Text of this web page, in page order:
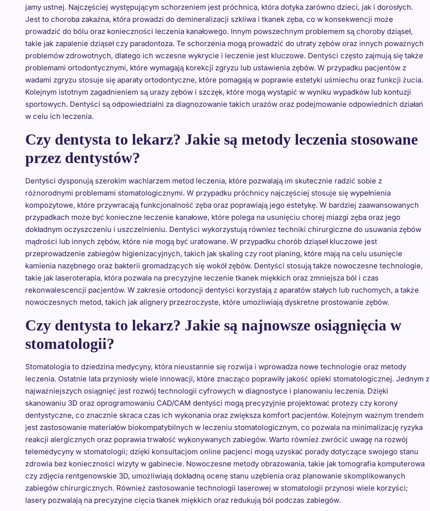
jamy ustnej. Najczęściej występującym schorzeniem jest próchnica, która dotyka zarówno dzieci, jak i dorosłych.
Jest to choroba zakaźna, która prowadzi do demineralizacji szkliwa i tkanek zęba, co w konsekwencji może
prowadzić do bólu oraz konieczności leczenia kanałowego. Innym powszechnym problemem są choroby dziąseł,
takie jak zapalenie dziąseł czy paradontoza. Te schorzenia mogą prowadzić do utraty zębów oraz innych poważnych
problemów zdrowotnych, dlatego ich wczesne wykrycie i leczenie jest kluczowe. Dentyści często zajmują się także
problemami ortodontycznymi, które wymagają korekcji zgryzu lub ustawienia zębów. W przypadku pacjentów z
wadami zgryzu stosuje się aparaty ortodontyczne, które pomagają w poprawie estetyki uśmiechu oraz funkcji żucia.
Kolejnym istotnym zagadnieniem są urazy zębów i szczęk, które mogą wystąpić w wyniku wypadków lub kontuzji
sportowych. Dentyści są odpowiedzialni za diagnozowanie takich urazów oraz podejmowanie odpowiednich działań
w celu ich leczenia.
Czy dentysta to lekarz? Jakie są metody leczenia stosowane
przez dentystów?
Dentyści dysponują szerokim wachlarzem metod leczenia, które pozwalają im skutecznie radzić sobie z
różnorodnymi problemami stomatologicznymi. W przypadku próchnicy najczęściej stosuje się wypełnienia
kompozytowe, które przywracają funkcjonalność zęba oraz poprawiają jego estetykę. W bardziej zaawansowanych
przypadkach może być konieczne leczenie kanałowe, które polega na usunięciu chorej miazgi zęba oraz jego
dokładnym oczyszczeniu i uszczelnieniu. Dentyści wykorzystują również techniki chirurgiczne do usuwania zębów
mądrości lub innych zębów, które nie mogą być uratowane. W przypadku chorób dziąseł kluczowe jest
przeprowadzenie zabiegów higienizacyjnych, takich jak skaling czy root planing, które mają na celu usunięcie
kamienia nazębnego oraz bakterii gromadzących się wokół zębów. Dentyści stosują także nowoczesne technologie,
takie jak laseroterapia, która pozwala na precyzyjne leczenie tkanek miękkich oraz zmniejsza ból i czas
rekonwalescencji pacjentów. W zakresie ortodoncji dentyści korzystają z aparatów stałych lub ruchomych, a także
nowoczesnych metod, takich jak alignery przezroczyste, które umożliwiają dyskretne prostowanie zębów.
Czy dentysta to lekarz? Jakie są najnowsze osiągnięcia w
stomatologii?
Stomatologia to dziedzina medycyny, która nieustannie się rozwija i wprowadza nowe technologie oraz metody
leczenia. Ostatnie lata przyniosły wiele innowacji, które znacząco poprawiły jakość opieki stomatologicznej. Jednym z
najważniejszych osiągnięć jest rozwój technologii cyfrowych w diagnostyce i planowaniu leczenia. Dzięki
skanowaniu 3D oraz oprogramowaniu CAD/CAM dentyści mogą precyzyjnie projektować protezy czy korony
dentystyczne, co znacznie skraca czas ich wykonania oraz zwiększa komfort pacjentów. Kolejnym ważnym trendem
jest zastosowanie materiałów biokompatybilnych w leczeniu stomatologicznym, co pozwala na minimalizację ryzyka
reakcji alergicznych oraz poprawia trwałość wykonywanych zabiegów. Warto również zwrócić uwagę na rozwój
telemedycyny w stomatologii; dzięki konsultacjom online pacjenci mogą uzyskać porady dotyczące swojego stanu
zdrowia bez konieczności wizyty w gabinecie. Nowoczesne metody obrazowania, takie jak tomografia komputerowa
czy zdjęcia rentgenowskie 3D, umożliwiają dokładną ocenę stanu uzębienia oraz planowanie skomplikowanych
zabiegów chirurgicznych. Również zastosowanie technologii laserowej w stomatologii przynosi wiele korzyści;
lasery pozwalają na precyzyjne cięcia tkanek miękkich oraz redukują ból podczas zabiegów.